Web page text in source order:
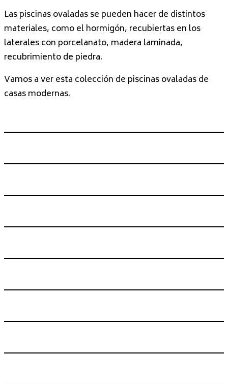
Las piscinas ovaladas se pueden hacer de distintos
materiales, como el hormigón, recubiertas en los
laterales con porcelanato, madera laminada,
recubrimiento de piedra.
Vamos a ver esta colección de piscinas ovaladas de
casas modernas.